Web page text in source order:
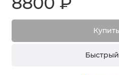
Купить
Быстрый